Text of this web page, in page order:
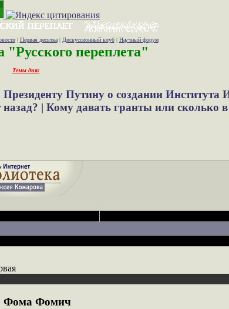
| Первая десятка| Дискуссионный клуб| Научный форум
"Русского переплета"
Темы дня:
Президенту Путину о создании Института
| Кому давать гранты или сколько
Фома Фомич